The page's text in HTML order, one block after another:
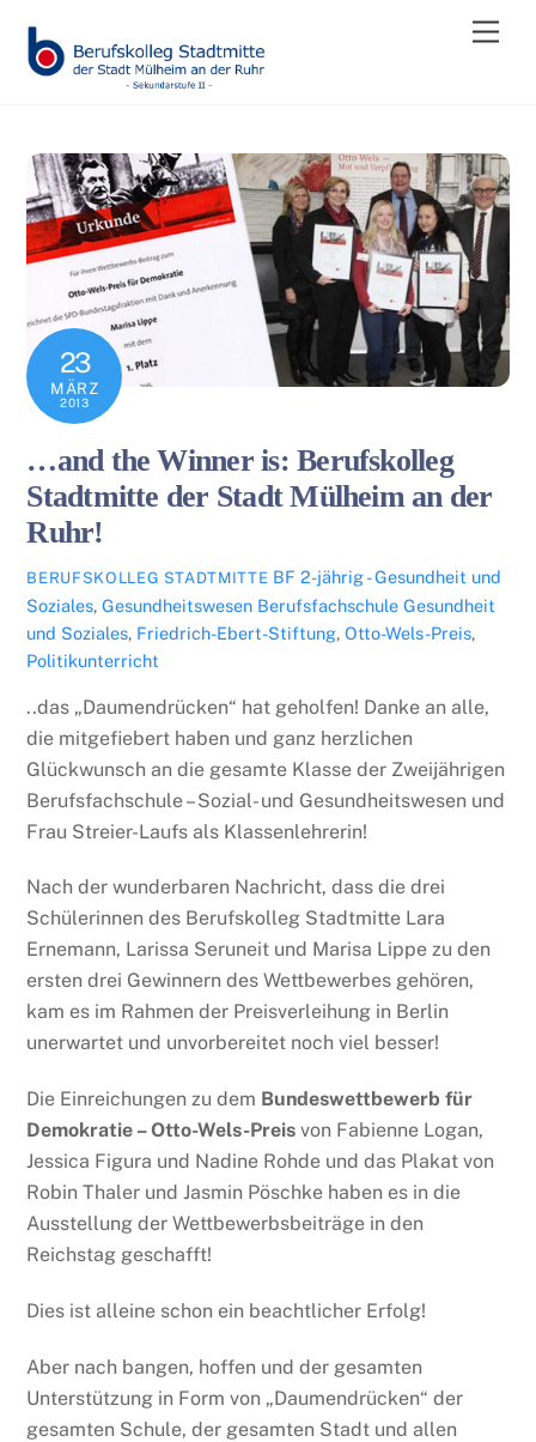
content
23
MÄRZ
2013
…and the Winner is: Berufskolleg
Stadtmitte der Stadt Mülheim an der
Ruhr!
BERUFSKOLLEG STADTMITTE BF 2-jährig - Gesundheit und
Soziales,Gesundheitswesen Berufsfachschule Gesundheit
und Soziales, Friedrich-Ebert-Stiftung,Otto-Wels-Preis,
Politikunterricht
..das „Daumendrücken“ hat geholfen! Danke an alle,
die mitgefiebert haben und ganz herzlichen
Glückwunsch an die gesamte Klasse der Zweijährigen
Berufsfachschule – Sozial- und Gesundheitswesen und
Frau Streier-Laufs als Klassenlehrerin!
Nach der wunderbaren Nachricht, dass die drei
Schülerinnen des Berufskolleg Stadtmitte Lara
Ernemann, Larissa Seruneit und Marisa Lippe zu den
ersten drei Gewinnern des Wettbewerbes gehören,
kam es im Rahmen der Preisverleihung in Berlin
unerwartet und unvorbereitet noch viel besser!
Die Einreichungen zu dem Bundeswettbewerb für
Demokratie – Otto-Wels-Preis von Fabienne Logan,
Jessica Figura und Nadine Rohde und das Plakat von
Robin Thaler und Jasmin Pöschke haben es in die
Ausstellung der Wettbewerbsbeiträge in den
Reichstag geschafft!
Dies ist alleine schon ein beachtlicher Erfolg!
Aber nach bangen, hoffen und der gesamten
Unterstützung in Form von „Daumendrücken“ der
gesamten Schule, der gesamten Stadt und allen